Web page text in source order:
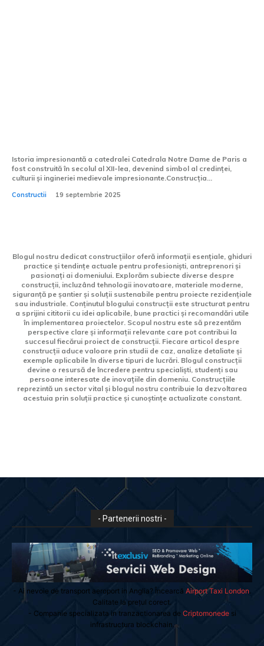
Istoria impresionantă a catedralei Catedrala Notre Dame de Paris a
fost construită în secolul al XII-lea, devenind simbol al credinței,
culturii și ingineriei medievale impresionante.Construcția...
Constructii 19 septembrie 2025
Blogul nostru dedicat construcțiilor oferă informații esențiale, ghiduri
practice și tendințe actuale pentru profesioniști, antreprenori și
pasionați ai domeniului. Explorăm subiecte diverse despre
construcții, incluzând tehnologii inovatoare, materiale moderne,
siguranță pe șantier și soluții sustenabile pentru proiecte rezidențiale
sau industriale. Conținutul blogului construcții este structurat pentru
a sprijini cititorii cu idei aplicabile, bune practici și recomandări utile
în implementarea proiectelor. Scopul nostru este să prezentăm
perspective clare și informații relevante care pot contribui la
succesul fiecărui proiect de construcții. Fiecare articol despre
construcții aduce valoare prin studii de caz, analize detaliate și
exemple aplicabile în diverse tipuri de lucrări. Blogul construcții
devine o resursă de încredere pentru specialiști, studenți sau
persoane interesate de inovațiile din domeniu. Construcțiile
reprezintă un sector vital și blogul nostru contribuie la dezvoltarea
acestuia prin soluții practice și cunoștințe actualizate constant.
- Partenerii nostri -
- Ai nevoie de transport aeroport in Anglia? Încearcă Airport Taxi London
Calitate la prețul corect.
- Companie specializata in tranzactionarea de Criptomonedesi
infrastructura blockchain.